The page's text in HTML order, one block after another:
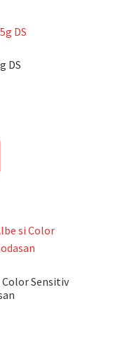
DS
Sensitiv